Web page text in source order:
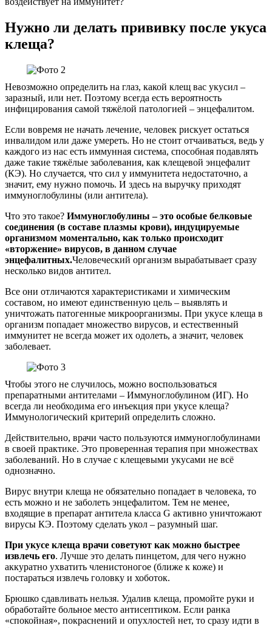
Нужно ли делать прививку после укуса
клеща?
Невозможно определить на глаз, какой клещ вас укусил –
заразный, или нет. Поэтому всегда есть вероятность
инфицирования самой тяжёлой патологией – энцефалитом.
Если вовремя не начать лечение, человек рискует остаться
инвалидом или даже умереть. Но не стоит отчаиваться, ведь у
каждого из нас есть иммунная система, способная подавлять
даже такие тяжёлые заболевания, как клещевой энцефалит
(КЭ). Но случается, что сил у иммунитета недостаточно, а
значит, ему нужно помочь. И здесь на выручку приходят
иммуноглобулины (или антитела).
Что это такое? Иммуноглобулины – это особые белковые
соединения (в составе плазмы крови), индуцируемые
организмом моментально, как только происходит
«вторжение» вирусов, в данном случае
энцефалитных.Человеческий организм вырабатывает сразу
несколько видов антител.
Все они отличаются характеристиками и химическим
составом, но имеют единственную цель – выявлять и
уничтожать патогенные микроорганизмы. При укусе клеща в
организм попадает множество вирусов, и естественный
иммунитет не всегда может их одолеть, а значит, человек
заболевает.
Чтобы этого не случилось, можно воспользоваться
препаратными антителами – Иммуноглобулином (ИГ). Но
всегда ли необходима его инъекция при укусе клеща?
Иммунологический критерий определить сложно.
Действительно, врачи часто пользуются иммуноглобулинами
в своей практике. Это проверенная терапия при множествах
заболеваний. Но в случае с клещевыми укусами не всё
однозначно.
Вирус внутри клеща не обязательно попадает в человека, то
есть можно и не заболеть энцефалитом. Тем не менее,
входящие в препарат антитела класса G активно уничтожают
вирусы КЭ. Поэтому сделать укол – разумный шаг.
При укусе клеща врачи советуют как можно быстрее
извлечь его. Лучше это делать пинцетом, для чего нужно
аккуратно ухватить членистоногое (ближе к коже) и
постараться извлечь головку и хоботок.
Брюшко сдавливать нельзя. Удалив клеща, промойте руки и
обработайте больное место антисептиком. Если ранка
«спокойная», покраснений и опухлостей нет, то сразу идти в